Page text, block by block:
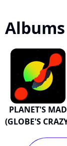
PLANET'S MAD
(GLOBE'S